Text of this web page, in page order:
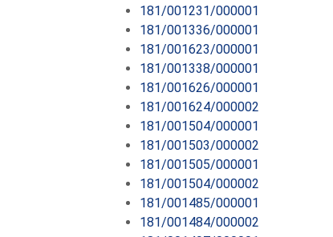
181/001231/000001
181/001336/000001
181/001623/000001
181/001338/000001
181/001626/000001
181/001624/000002
181/001504/000001
181/001503/000002
181/001505/000001
181/001504/000002
181/001485/000001
181/001484/000002